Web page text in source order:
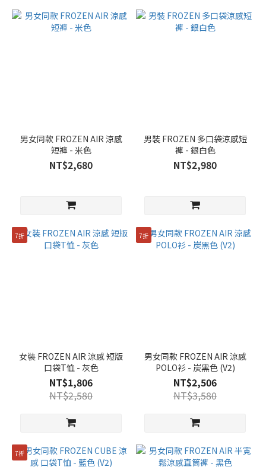
男女同款 FROZEN AIR 涼感
短褲 - 米色
NT$2,680
男裝 FROZEN 多口袋涼感短
褲 - 銀白色
NT$2,980
7折
女裝 FROZEN AIR 涼感 短版
口袋T恤 - 灰色
NT$1,806
NT$2,580
7折
男女同款 FROZEN AIR 涼感
POLO衫 - 炭黑色 (V2)
NT$2,506
NT$3,580
7折